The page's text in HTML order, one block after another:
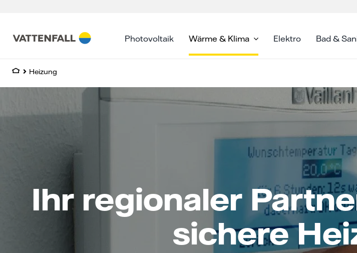
content
Photovoltaik Wärme & Klima Elektro Bad &
Heizung
Ihr regionaler
sichere